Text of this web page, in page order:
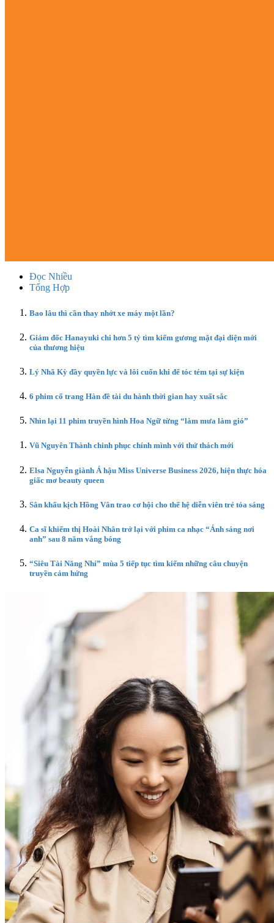
Đọc Nhiều
Tổng Hợp
Bao lâu thì cần thay nhớt xe máy một lần?
Giám đốc Hanayuki chi hơn 5 tỷ tìm kiếm gương mặt đại diện mới
của thương hiệu
Lý Nhã Kỳ đầy quyền lực và lôi cuốn khi để tóc tém tại sự kiện
6 phim cổ trang Hàn đề tài du hành thời gian hay xuất sắc
Nhìn lại 11 phim truyền hình Hoa Ngữ từng “làm mưa làm gió”
Vũ Nguyên Thành chinh phục chính mình với thử thách mới
Elsa Nguyễn giành Á hậu Miss Universe Business 2026, hiện thực hóa
giấc mơ beauty queen
Sân khấu kịch Hồng Vân trao cơ hội cho thế hệ diễn viên trẻ tỏa sáng
Ca sĩ khiếm thị Hoài Nhân trở lại với phim ca nhạc “Ánh sáng nơi
anh” sau 8 năm vắng bóng
“Siêu Tài Năng Nhí” mùa 5 tiếp tục tìm kiếm những câu chuyện
truyền cảm hứng